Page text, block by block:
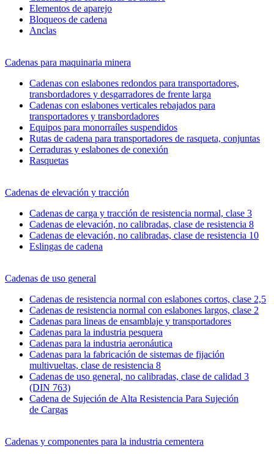
Elementos de aparejo
Bloqueos de cadena
Anclas
Cadenas para maquinaria minera
Cadenas con eslabones redondos para transportadores,
transbordadores y desgarradores de frente larga
Cadenas con eslabones verticales rebajados para
transportadores y transbordadores
Equipos para monorraíles suspendidos
Rutas de cadena para transportadores de rasqueta, conjuntas
Cerraduras y eslabones de conexión
Rasquetas
Cadenas de elevación y tracción
Cadenas de carga y tracción de resistencia normal, clase 3
Cadenas de elevación, no calibradas, clase de resistencia 8
Cadenas de elevación, no calibradas, clase de resistencia 10
Eslingas de cadena
Cadenas de uso general
Cadenas de resistencia normal con eslabones cortos, clase 2,5
Cadenas de resistencia normal con eslabones largos, clase 2
Cadenas para lineas de ensamblaje y transportadores
Cadenas para la industria pesquera
Cadenas para la industria aeronáutica
Cadenas para la fabricación de sistemas de fijación
multivueltas, clase de resistencia 8
Cadenas de uso general, no calibradas, clase de calidad 3
(DIN 763)
Cadena de Sujeción de Alta Resistencia Para Sujeción
de Cargas
Cadenas y componentes para la industria cementera